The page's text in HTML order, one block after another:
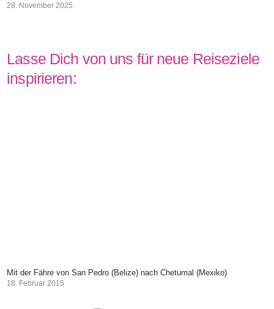
Lasse Dich von uns für neue Reiseziele